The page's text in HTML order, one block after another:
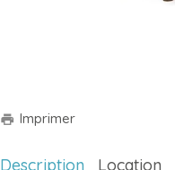
print Imprimer
Description Location